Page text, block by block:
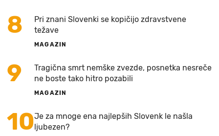
8
Pri znani Slovenki se kopičijo zdravstvene
težave
MAGAZIN
9
Tragična smrt nemške zvezde, posnetka nesreče
ne boste tako hitro pozabili
MAGAZIN
10Je za mnoge ena najlepših Slovenk le našla
ljubezen?